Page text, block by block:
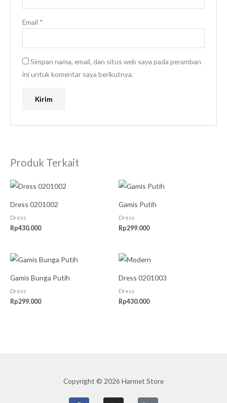
Email *
Simpan nama, email, dan situs web saya pada peramban
ini untuk komentar saya berikutnya.
Produk Terkait
Dress 0201002
Dress
Rp430.000
Gamis Putih
Dress
Rp299.000
Gamis Bunga Putih
Dress
Rp299.000
Dress 0201003
Dress
Rp430.000
Copyright © 2026 Harmet Store